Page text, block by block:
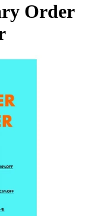
Contact
Order